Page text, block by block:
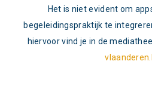
Het is niet evident om
begeleidingspraktijk te
hiervoor vind je in de